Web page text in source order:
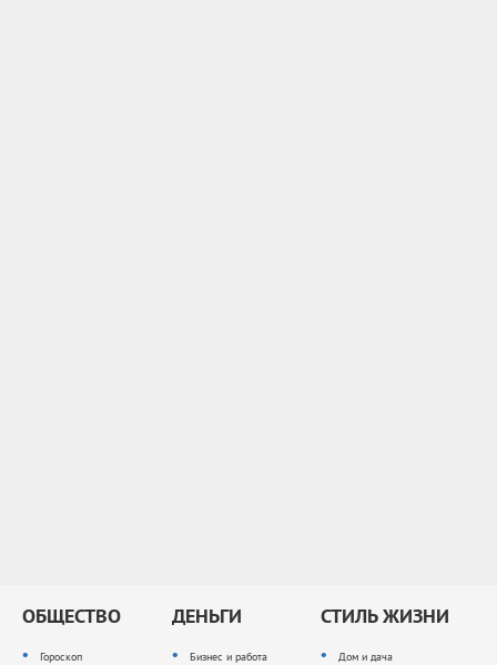
ОБЩЕСТВО
Гороскоп
ДЕНЬГИ
Бизнес и работа
СТИЛЬ ЖИЗНИ
Дом и дача